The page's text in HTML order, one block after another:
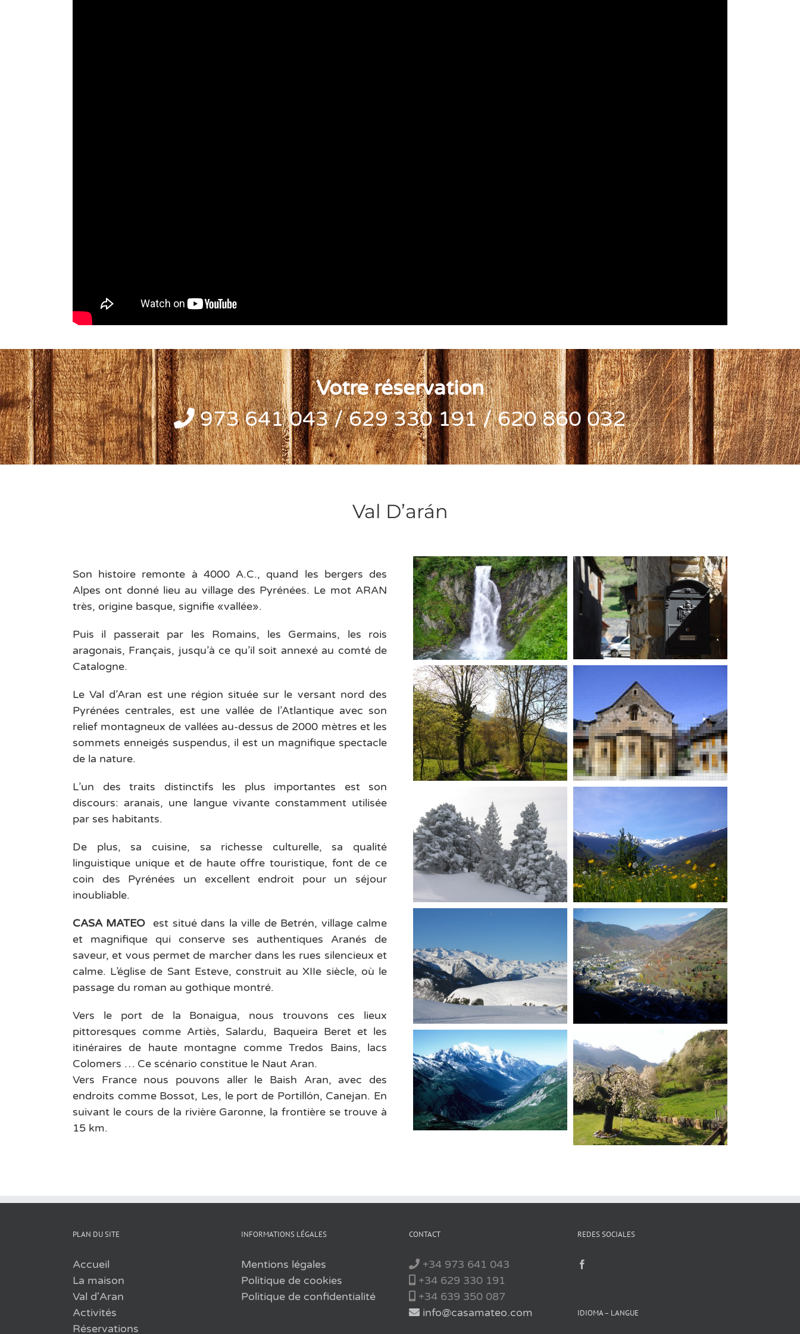
Votre réservation
973 641 043 / 629 330 191 / 620 860 032
Val D’arán
Son histoire remonte à 4000 A.C., quand les bergers des
Alpes ont donné lieu au village des Pyrénées. Le mot ARAN
très, origine basque, signifie «vallée».
Puis il passerait par les Romains, les Germains, les rois
aragonais, Français, jusqu’à ce qu’il soit annexé au comté de
Catalogne.
Le Val d’Aran est une région située sur le versant nord des
Pyrénées centrales, est une vallée de l’Atlantique avec son
relief montagneux de vallées au-dessus de 2000 mètres et les
sommets enneigés suspendus, il est un magnifique spectacle
de la nature.
L’un des traits distinctifs les plus importantes est son
discours: aranais, une langue vivante constamment utilisée
par ses habitants.
De plus, sa cuisine, sa richesse culturelle, sa qualité
linguistique unique et de haute offre touristique, font de ce
coin des Pyrénées un excellent endroit pour un séjour
inoubliable.
CASA MATEO est situé dans la ville de Betrén, village calme
et magnifique qui conserve ses authentiques Aranés de
saveur, et vous permet de marcher dans les rues silencieux et
calme. L’église de Sant Esteve, construit au XIIe siècle, où le
passage du roman au gothique montré.
Vers le port de la Bonaigua, nous trouvons ces lieux
pittoresques comme Artiès, Salardu, Baqueira Beret et les
itinéraires de haute montagne comme Tredos Bains, lacs
Colomers … Ce scénario constitue le Naut Aran.
Vers France nous pouvons aller le Baish Aran, avec des
endroits comme Bossot, Les, le port de Portillón, Canejan. En
suivant le cours de la rivière Garonne, la frontière se trouve à
15 km.
PLAN DU SITE
Accueil
La maison
Val d'Aran
Activités
Réservations
INFORMATIONS LÉGALES
Mentions légales
Politique de cookies
Politique de confidentialité
CONTACT
+34 973 641 043
+34 629 330 191
+34 639 350 087
info@casamateo.com
REDES SOCIALES
IDIOMA – LANGUE